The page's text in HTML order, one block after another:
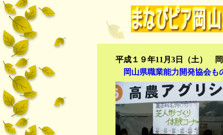
平成１９年11月3日（土）
岡山県職業能力開発協会も